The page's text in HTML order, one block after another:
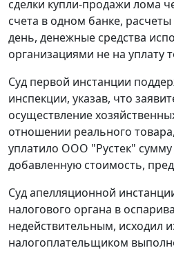
сделки купли-продажи лома
счета в одном банке,
день, денежные средства
организациями не на уплату
Суд первой инстанции
инспекции, указав, что
осуществление
отношении реального
уплатило ООО "Рустек" сумму
добавленную стоимость,
Суд апелляционной
налогового органа в
недействительным, исходил
налогоплательщиком